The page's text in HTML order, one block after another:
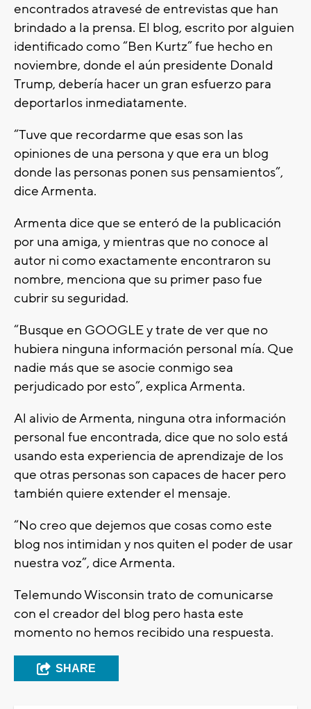
encontrados atravesé de entrevistas que han
brindado a la prensa. El blog, escrito por alguien
identificado como “Ben Kurtz” fue hecho en
noviembre, donde el aún presidente Donald
Trump, debería hacer un gran esfuerzo para
deportarlos inmediatamente.
“Tuve que recordarme que esas son las
opiniones de una persona y que era un blog
donde las personas ponen sus pensamientos”,
dice Armenta.
Armenta dice que se enteró de la publicación
por una amiga, y mientras que no conoce al
autor ni como exactamente encontraron su
nombre, menciona que su primer paso fue
cubrir su seguridad.
“Busque en GOOGLE y trate de ver que no
hubiera ninguna información personal mía. Que
nadie más que se asocie conmigo sea
perjudicado por esto”, explica Armenta.
Al alivio de Armenta, ninguna otra información
personal fue encontrada, dice que no solo está
usando esta experiencia de aprendizaje de los
que otras personas son capaces de hacer pero
también quiere extender el mensaje.
“No creo que dejemos que cosas como este
blog nos intimidan y nos quiten el poder de usar
nuestra voz”, dice Armenta.
Telemundo Wisconsin trato de comunicarse
con el creador del blog pero hasta este
momento no hemos recibido una respuesta.
SHARE